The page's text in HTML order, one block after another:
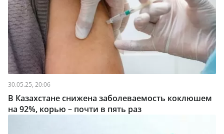
30.05.25, 20:06
В Казахстане снижена заболеваемость коклюшем
на 92%, корью – почти в пять раз